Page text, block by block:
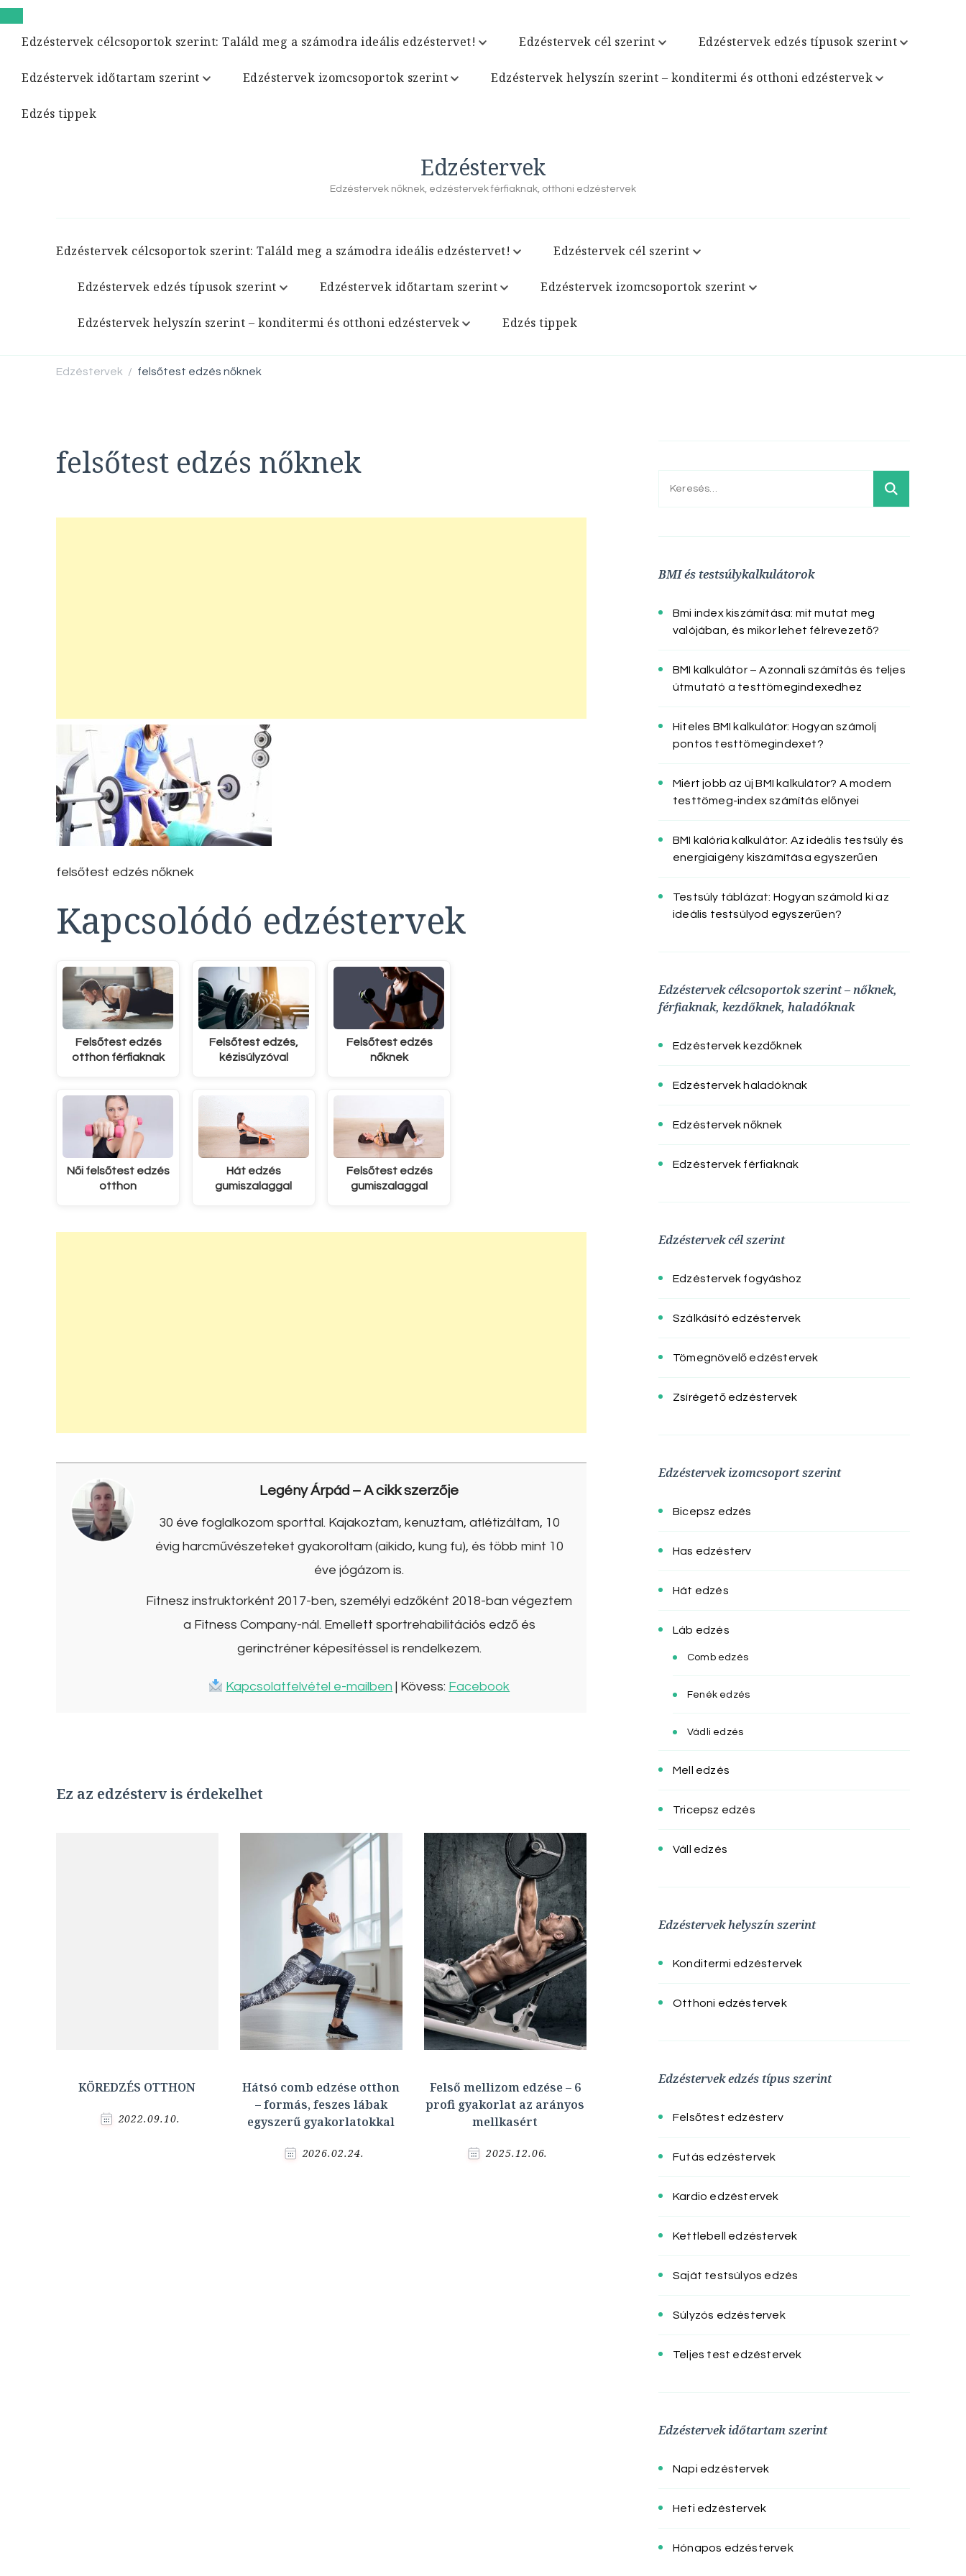
Edzéstervek célcsoportok szerint: Találd meg a számodra ideális edzéstervet! Edzéstervek cél szerint Edzéstervek edzés típusok szerint
Edzéstervek időtartam szerint Edzéstervek izomcsoportok szerint Edzéstervek helyszín szerint – konditermi és otthoni edzéstervek
Edzés tippek
Edzéstervek
Edzéstervek nőknek, edzéstervek férfiaknak, otthoni edzéstervek
Edzéstervek célcsoportok szerint: Találd meg a számodra ideális edzéstervet! Edzéstervek cél szerint
Edzéstervek edzés típusok szerint Edzéstervek időtartam szerint Edzéstervek izomcsoportok szerint
Edzéstervek helyszín szerint – konditermi és otthoni edzéstervek Edzés tippek
Edzéstervek / felsőtest edzés nőknek
felsőtest edzés nőknek
felsőtest edzés nőknek
Kapcsolódó edzéstervek
Felsőtest edzés
otthon férfiaknak
Női felsőtest edzés
otthon
Felsőtest edzés,
kézisúlyzóval
Hát edzés
gumiszalaggal
Felsőtest edzés
nőknek
Felsőtest edzés
gumiszalaggal
Legény Árpád – A cikk szerzője
30 éve foglalkozom sporttal. Kajakoztam, kenuztam, atlétizáltam, 10
évig harcművészeteket gyakoroltam (aikido, kung fu), és több mint 10
éve jógázom is.
Fitnesz instruktorként 2017-ben, személyi edzőként 2018-ban végeztem
a Fitness Company-nál. Emellett sportrehabilitációs edző és
gerinctréner képesítéssel is rendelkezem.
Kapcsolatfelvétel e-mailben | Kövess: Facebook
Ez az edzésterv is érdekelhet
KÖREDZÉS OTTHON
2022.09.10.
Hátsó comb edzése otthon
– formás, feszes lábak
egyszerű gyakorlatokkal
2026.02.24.
Felső mellizom edzése – 6
profi gyakorlat az arányos
mellkasért
2025.12.06.
Keresés:
BMI és testsúlykalkulátorok
Bmi index kiszámítása: mit mutat meg
valójában, és mikor lehet félrevezető?
BMI kalkulátor – Azonnali számítás és teljes
útmutató a testtömegindexedhez
Hiteles BMI kalkulátor: Hogyan számolj
pontos testtömegindexet?
Miért jobb az új BMI kalkulátor? A modern
testtömeg-index számítás előnyei
BMI kalória kalkulátor: Az ideális testsúly és
energiaigény kiszámítása egyszerűen
Testsúly táblázat: Hogyan számold ki az
ideális testsúlyod egyszerűen?
Edzéstervek célcsoportok szerint – nőknek,
férfiaknak, kezdőknek, haladóknak
Edzéstervek kezdőknek
Edzéstervek haladóknak
Edzéstervek nőknek
Edzéstervek férfiaknak
Edzéstervek cél szerint
Edzéstervek fogyáshoz
Szálkásító edzéstervek
Tömegnövelő edzéstervek
Zsírégető edzéstervek
Edzéstervek izomcsoport szerint
Bicepsz edzés
Has edzésterv
Hát edzés
Láb edzés
Comb edzés
Fenék edzés
Vádli edzés
Mell edzés
Tricepsz edzés
Váll edzés
Edzéstervek helyszín szerint
Konditermi edzéstervek
Otthoni edzéstervek
Edzéstervek edzés típus szerint
Felsőtest edzésterv
Futás edzéstervek
Kardio edzéstervek
Kettlebell edzéstervek
Saját testsúlyos edzés
Súlyzós edzéstervek
Teljes test edzéstervek
Edzéstervek időtartam szerint
Napi edzéstervek
Heti edzéstervek
Hónapos edzéstervek